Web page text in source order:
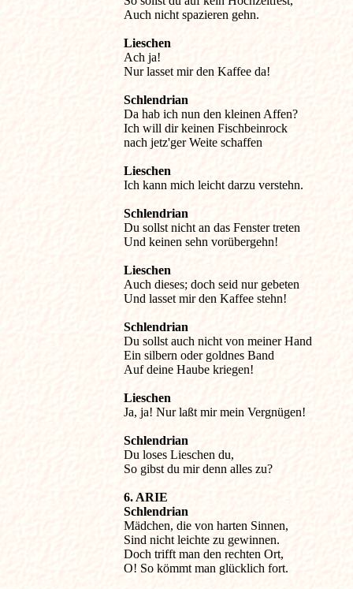
Auch nicht spazieren gehn.
Lieschen
Ach ja!
Nur lasset mir den Kaffee da!
Schlendrian
Da hab ich nun den kleinen Affen?
Ich will dir keinen Fischbeinrock
nach jetz'ger Weite schaffen
Lieschen
Ich kann mich leicht darzu verstehn.
Schlendrian
Du sollst nicht an das Fenster treten
Und keinen sehn vorübergehn!
Lieschen
Auch dieses; doch seid nur gebeten
Und lasset mir den Kaffee stehn!
Schlendrian
Du sollst auch nicht von meiner Hand
Ein silbern oder goldnes Band
Auf deine Haube kriegen!
Lieschen
Ja, ja! Nur laßt mir mein Vergnügen!
Schlendrian
Du loses Lieschen du,
So gibst du mir denn alles zu?
6. ARIE
Schlendrian
Mädchen, die von harten Sinnen,
Sind nicht leichte zu gewinnen.
Doch trifft man den rechten Ort,
O! So kömmt man glücklich fort.